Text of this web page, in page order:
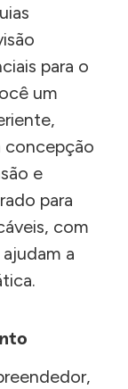
para o
um
concepção
e
para
com
a